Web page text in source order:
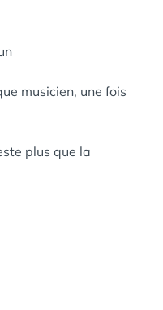
musicien, une fois
plus que la